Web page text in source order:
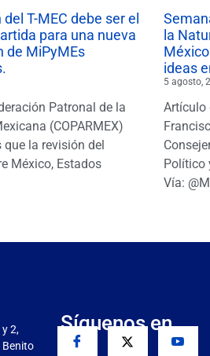
T-MEC debe ser el
para una nueva
de MiPyMEs
Patronal de la
(COPARMEX)
que la revisión del
México, Estados
la
ideas
5 agosto,
Artículo
Político
Vía:
2,
Benito
Síguenos en